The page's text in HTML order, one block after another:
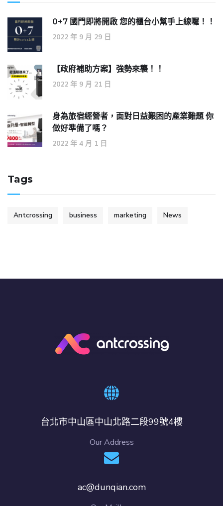
0+7 國門即將開啟 您的櫃台小幫手上線囉！！
2022 年 9 月 29 日
【政府補助方案】強勢來襲！！
2022 年 9 月 21 日
身為旅宿經營者，面對日益艱困的產業難題 你
做好準備了嗎？
2022 年 4 月 1 日
Tags
Antcrossing business marketing News
台北市中山區中山北路二段99號4樓
Our Address
ac@dunqian.com